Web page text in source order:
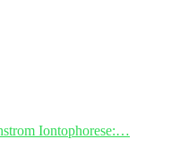
Iontophorese:…